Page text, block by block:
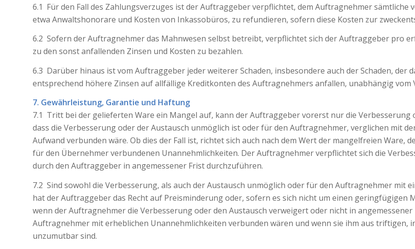
6.1 Für den Fall des Zahlungsverzuges ist der Auftraggeber verpflichtet, dem Auftragnehmer sämtliche
etwa Anwaltshonorare und Kosten von Inkassobüros, zu refundieren, sofern diese Kosten zur
6.2 Sofern der Auftragnehmer das Mahnwesen selbst betreibt, verpflichtet sich der Auftraggeber pro
zu den sonst anfallenden Zinsen und Kosten zu bezahlen.
6.3 Darüber hinaus ist vom Auftraggeber jeder weiterer Schaden, insbesondere auch der Schaden, der
entsprechend höhere Zinsen auf allfällige Kreditkonten des Auftragnehmers anfallen, unabhängig vom
7. Gewährleistung, Garantie und Haftung
7.1 Tritt bei der gelieferten Ware ein Mangel auf, kann der Auftraggeber vorerst nur die Verbesserung
dass die Verbesserung oder der Austausch unmöglich ist oder für den Auftragnehmer, verglichen mit
Aufwand verbunden wäre. Ob dies der Fall ist, richtet sich auch nach dem Wert der mangelfreien Ware,
für den Übernehmer verbundenen Unannehmlichkeiten. Der Auftragnehmer verpflichtet sich die
durch den Auftraggeber in angemessener Frist durchzuführen.
7.2 Sind sowohl die Verbesserung, als auch der Austausch unmöglich oder für den Auftragnehmer mit
hat der Auftraggeber das Recht auf Preisminderung oder, sofern es sich nicht um einen geringfügigen
wenn der Auftragnehmer die Verbesserung oder den Austausch verweigert oder nicht in
Auftragnehmer mit erheblichen Unannehmlichkeiten verbunden wären und wenn sie ihm aus triftigen,
unzumutbar sind.